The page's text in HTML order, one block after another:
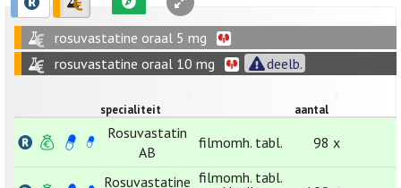
rosuvastatine oraal 5 mg
rosuvastatine oraal 10 mg
deelb.
specialiteit aantal
Rosuvastatin
AB
filmomh. tabl. 98 x
Rosuvastatine filmomh. tabl.